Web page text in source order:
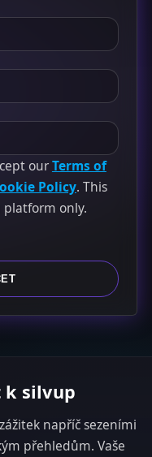
ourTerms of
Policy. This
platform only.
k silvup
napříč sezeními
přehledům. Vaše